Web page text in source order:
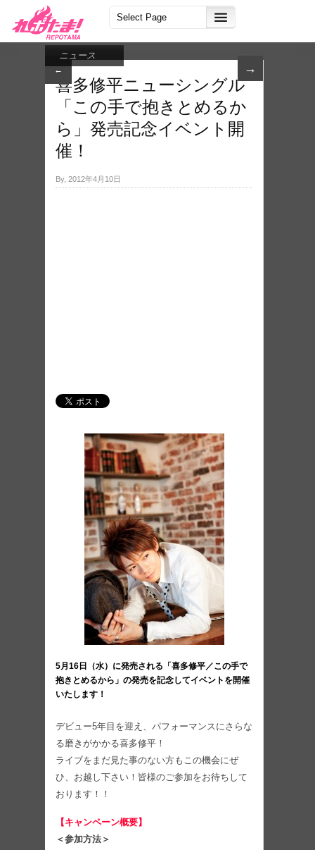
← →
ニュース
喜多修平ニューシングル
「この手で抱きとめるか
ら」発売記念イベント開
催！
By, 2012年4月10日
5月16日（水）に発売される「喜多修平／この手で
抱きとめるから」の発売を記念してイベントを開催
いたします！
デビュー5年目を迎え、パフォーマンスにさらな
る磨きがかかる喜多修平！
ライブをまだ見た事のない方もこの機会にぜ
ひ、お越し下さい！皆様のご参加をお待ちして
おります！！
【キャンペーン概要】
＜参加方法＞